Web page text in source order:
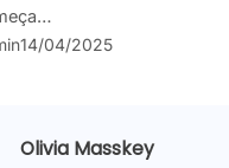
14/04/2025
Olivia Masskey